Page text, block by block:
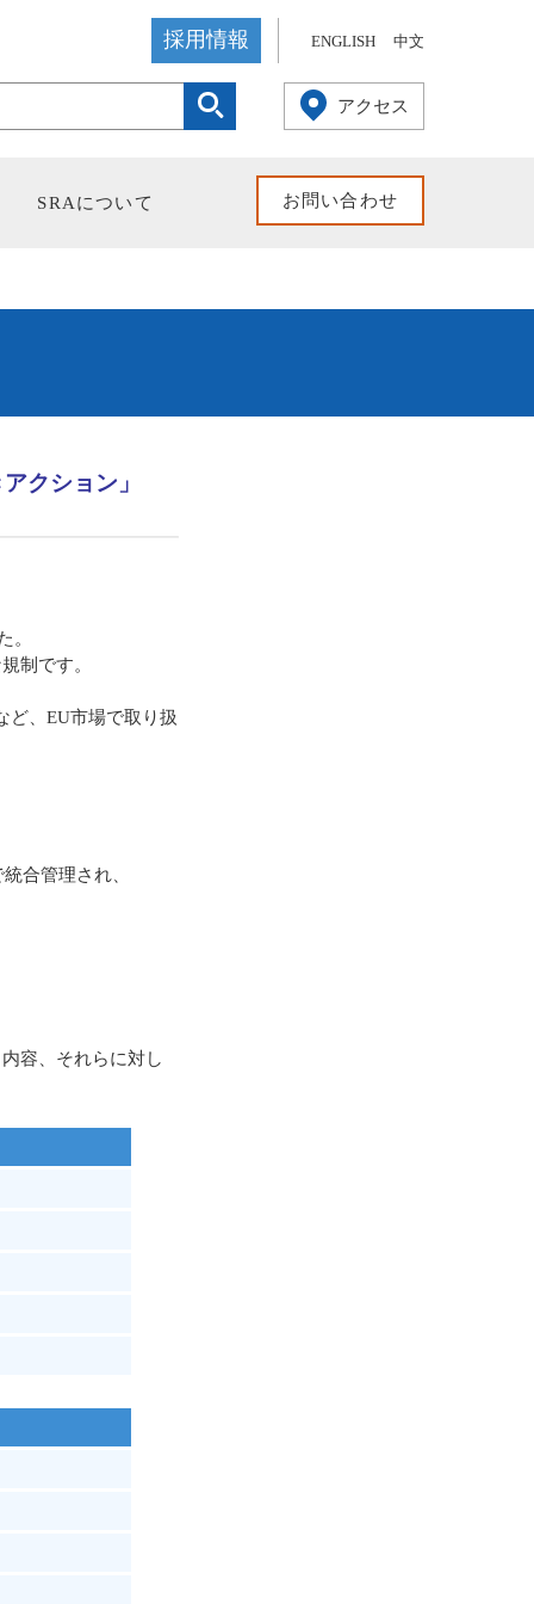
採用情報 ENGLISH 中文
検索
アクセス
SRAについて お問い合わせ
クション」
。
制です。
ど、EU市場で取り扱
合管理され、
容、それらに対し